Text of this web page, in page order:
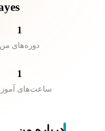
1
دوره‌های من
1
ساعت‌های